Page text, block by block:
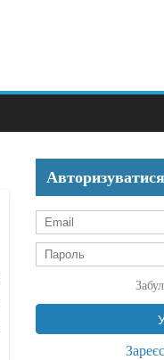
Авторизуватися